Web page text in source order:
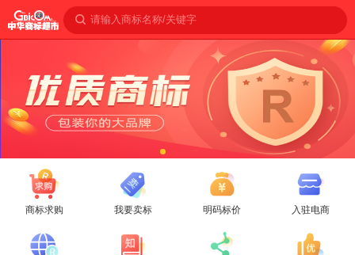
请输入商标名称/关键字
商标求购 我要卖标 明码标价 入驻电商